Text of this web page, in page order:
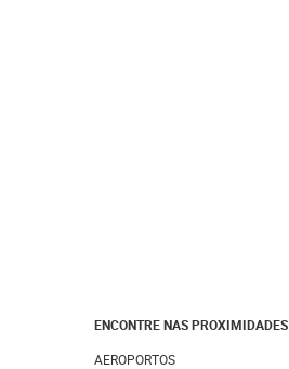
ENCONTRE NAS PROXIMIDADES
AEROPORTOS